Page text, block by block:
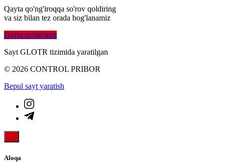
Qayta qo'ng'iroqqa so'rov qoldiring
va siz bilan tez orada bog'lanamiz
Qayta qo'ng'iroq
Sayt GLOTR tizimida yaratilgan
© 2026 CONTROL PRIBOR
Bepul sayt yaratish
Aloqa